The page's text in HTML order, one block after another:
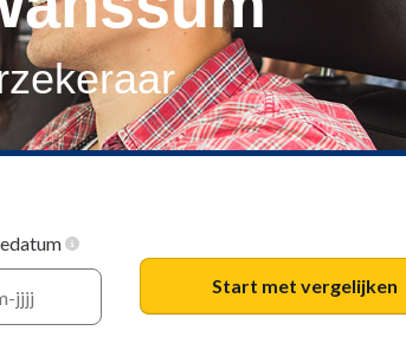
Start met vergelijken